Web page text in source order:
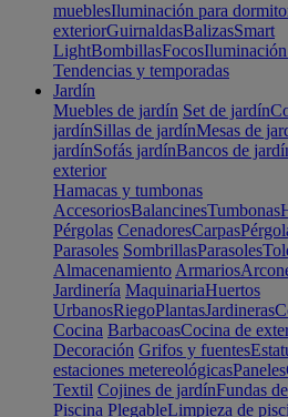
mueblesIluminación para
exteriorGuirnaldasBalizasSmart
LightBombillasFocos
Tendencias y temporadas
Jardín
Muebles de jardín Set de jardín
jardínSillas de jardínMesas de
jardínSofás jardínBancos de
exterior
Hamacas y tumbonas
AccesoriosBalancinesTumbonas
Pérgolas CenadoresCarpas
Parasoles SombrillasParasoles
Almacenamiento Armarios
Jardinería MaquinariaHuertos
UrbanosRiegoPlantasJardineras
Cocina BarbacoasCocina de
Decoración Grifos y fuentes
estaciones metereológicasPaneles
Textil Cojines de jardínFundas
Piscina PlegableLimpieza de